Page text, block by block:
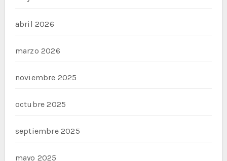
abril 2026
marzo 2026
noviembre 2025
octubre 2025
septiembre 2025
mayo 2025